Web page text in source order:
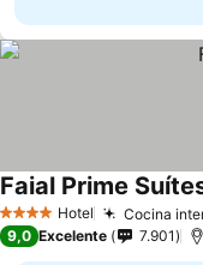
4 EstrellasHotel Cocina
Faial Prime
9,0 Excelente 7.901